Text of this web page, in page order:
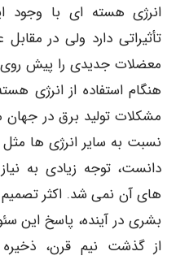
انرژی هسته ای با وجود
تأثیراتی دارد ولی در
معضلات جدیدی را پیش روی
هنگام استفاده از انرژی
مشکلات تولید برق در جهان
نسبت به سایر انرژی ها مثل
دانست، توجه زیادی به
های آن نمی شد. اکثر تصمیم
بشری در آینده، پاسخ این
از گذشت نیم قرن،